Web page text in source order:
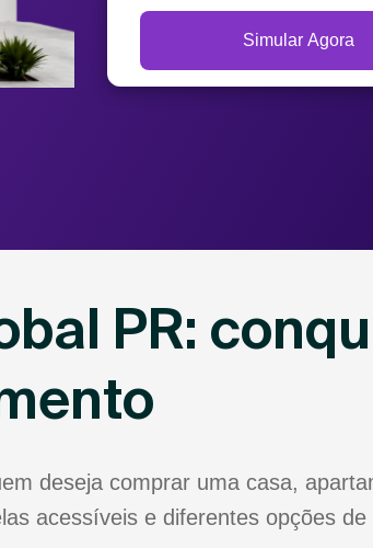
Simular Agora
PR:
deseja comprar uma casa,
acessíveis e diferentes opções de